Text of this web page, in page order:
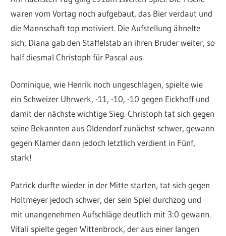
waren vom Vortag noch aufgebaut, das Bier verdaut und
die Mannschaft top motiviert. Die Aufstellung ähnelte
sich, Diana gab den Staffelstab an ihren Bruder weiter, so
half diesmal Christoph für Pascal aus.
Dominique, wie Henrik noch ungeschlagen, spielte wie
ein Schweizer Uhrwerk, -11, -10, -10 gegen Eickhoff und
damit der nächste wichtige Sieg. Christoph tat sich gegen
seine Bekannten aus Oldendorf zunächst schwer, gewann
gegen Klamer dann jedoch letztlich verdient in Fünf,
stark!
Patrick durfte wieder in der Mitte starten, tat sich gegen
Holtmeyer jedoch schwer, der sein Spiel durchzog und
mit unangenehmen Aufschläge deutlich mit 3:0 gewann.
Vitali spielte gegen Wittenbrock, der aus einer langen